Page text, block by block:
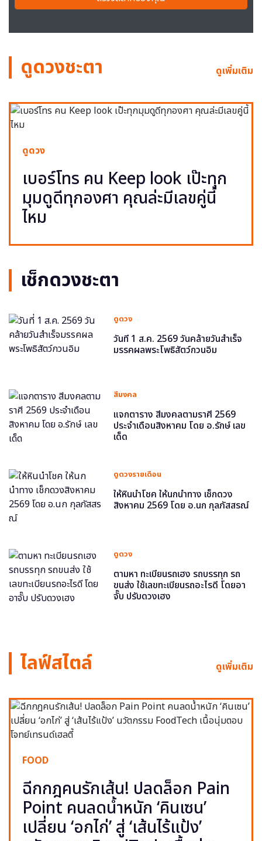
ดูดวงชะตา ดูเพิ่มเติม
ดูดวง
เบอร์โทร คน Keep look เป๊ะทุก
มุมดูดีทุกองศา คุณล่ะมีเลขคู่นี้
ไหม
เช็กดวงชะตา
ดูดวง
วันที่ 1 ส.ค. 2569 วันคล้ายวันสำเร็จ
มรรคผลพระโพธิสัตว์กวนอิม
สีมงคล
แจกตาราง สีมงคลตามราศี 2569
ประจำเดือนสิงหาคม โดย อ.รักษ์ เลข
เด็ด
ดูดวงรายเดือน
ให้หินนำโชค ให้นกนำทาง เช็กดวง
สิงหาคม 2569 โดย อ.นก กุลภัสสรณ์
ดูดวง
ตามหา ทะเบียนรถเฮง รถบรรทุก รถ
ขนส่ง ใช้เลขทะเบียนรถอะไรดี โดยอา
จั๊บ ปรับดวงเฮง
ไลฟ์สไตล์ ดูเพิ่มเติม
FOOD
ฉีกกฎคนรักเส้น! ปลดล็อก Pain
Point คนลดน้ำหนัก ‘คินเซน’
เปลี่ยน ‘อกไก่’ สู่ ‘เส้นไร้แป้ง’